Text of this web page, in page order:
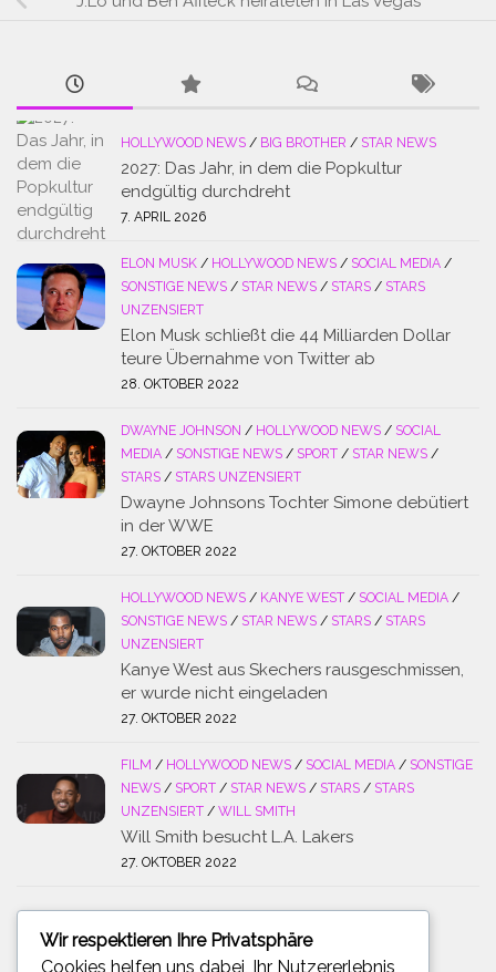
HOLLYWOOD NEWS / BIG BROTHER / STAR NEWS
2027: Das Jahr, in dem die Popkultur
endgültig durchdreht
7. APRIL 2026
ELON MUSK / HOLLYWOOD NEWS / SOCIAL MEDIA /
SONSTIGE NEWS / STAR NEWS / STARS / STARS
UNZENSIERT
Elon Musk schließt die 44 Milliarden Dollar
teure Übernahme von Twitter ab
28. OKTOBER 2022
DWAYNE JOHNSON / HOLLYWOOD NEWS / SOCIAL
MEDIA / SONSTIGE NEWS / SPORT / STAR NEWS /
STARS / STARS UNZENSIERT
Dwayne Johnsons Tochter Simone debütiert
in der WWE
27. OKTOBER 2022
HOLLYWOOD NEWS / KANYE WEST / SOCIAL MEDIA /
SONSTIGE NEWS / STAR NEWS / STARS / STARS
UNZENSIERT
Kanye West aus Skechers rausgeschmissen,
er wurde nicht eingeladen
27. OKTOBER 2022
FILM / HOLLYWOOD NEWS / SOCIAL MEDIA / SONSTIGE
NEWS / SPORT / STAR NEWS / STARS / STARS
UNZENSIERT / WILL SMITH
Will Smith besucht L.A. Lakers
27. OKTOBER 2022
Wir respektieren Ihre Privatsphäre
Cookies helfen uns dabei, Ihr Nutzererlebnis